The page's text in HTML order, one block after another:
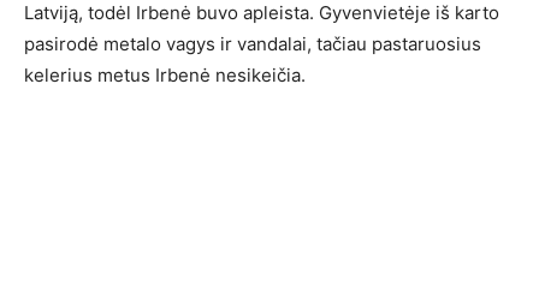
Latviją, todėl Irbenė buvo apleista. Gyvenvietėje iš karto
pasirodė metalo vagys ir vandalai, tačiau pastaruosius
kelerius metus Irbenė nesikeičia.